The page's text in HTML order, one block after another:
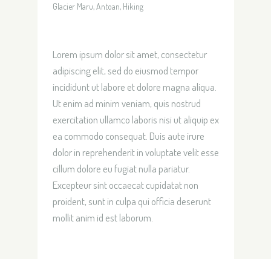
Glacier Maru, Antoan, Hiking
Lorem ipsum dolor sit amet, consectetur
adipiscing elit, sed do eiusmod tempor
incididunt ut labore et dolore magna aliqua.
Ut enim ad minim veniam, quis nostrud
exercitation ullamco laboris nisi ut aliquip ex
ea commodo consequat. Duis aute irure
dolor in reprehenderit in voluptate velit esse
cillum dolore eu fugiat nulla pariatur.
Excepteur sint occaecat cupidatat non
proident, sunt in culpa qui officia deserunt
mollit anim id est laborum.